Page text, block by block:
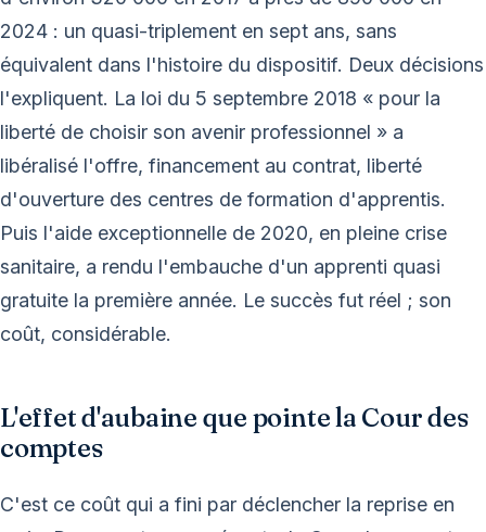
2024 : un quasi-triplement en sept ans, sans
équivalent dans l'histoire du dispositif. Deux décisions
l'expliquent. La loi du 5 septembre 2018 « pour la
liberté de choisir son avenir professionnel » a
libéralisé l'offre, financement au contrat, liberté
d'ouverture des centres de formation d'apprentis.
Puis l'aide exceptionnelle de 2020, en pleine crise
sanitaire, a rendu l'embauche d'un apprenti quasi
gratuite la première année. Le succès fut réel ; son
coût, considérable.
L'effet d'aubaine que pointe la Cour des
comptes
C'est ce coût qui a fini par déclencher la reprise en